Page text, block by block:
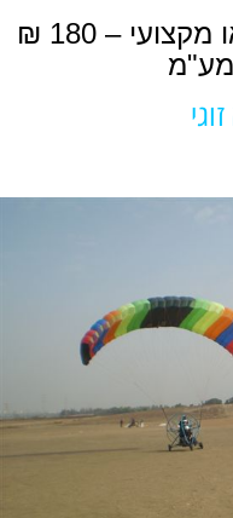
תיעוד האירוע בסרט וידאו מקצועי – 180 ₪